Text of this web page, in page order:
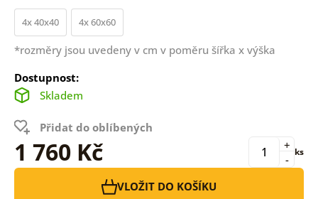
4x 40x40 4x 60x60
*rozměry jsou uvedeny v cm v poměru šířka x výška
Dostupnost:
Skladem
Přidat do oblíbených
1 760 Kč -
+ ks
VLOŽIT DO KOŠÍKU